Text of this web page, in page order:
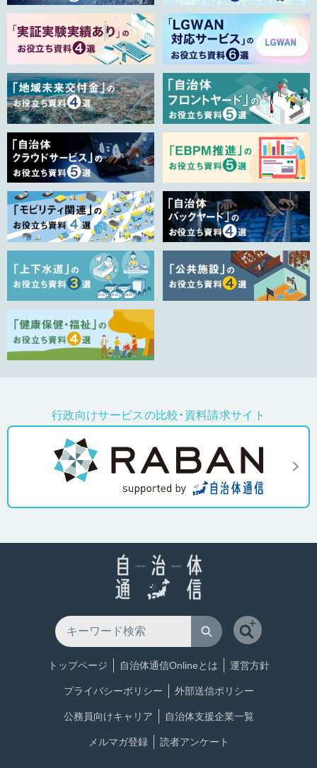
行政向けサービスの比較・資料請求サイト
トップページ 自治体通信Onlineとは 運営方針
プライバシーポリシー 外部送信ポリシー
公務員向けキャリア 自治体支援企業一覧
メルマガ登録 読者アンケート